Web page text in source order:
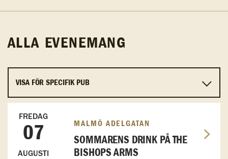
ALLA EVENEMANG
FREDAG
07
AUGUSTI
MALMÖ ADELGATAN
SOMMARENS DRINK PÅ THE
BISHOPS ARMS